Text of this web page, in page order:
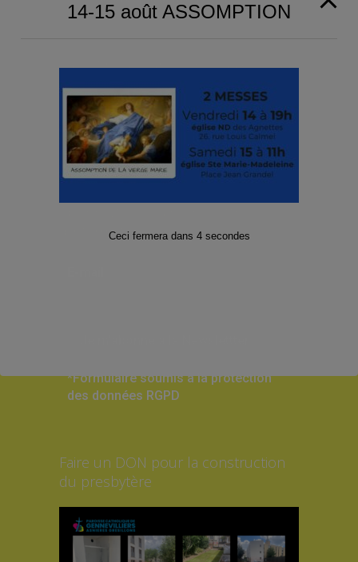
Suivez-nous sur les Réseaux sociaux
Facebook TwitterInstagram
d’informations
*Formulaire soumis à la protection
des données RGPD
Faire un DON pour la construction
du presbytère
14-15 août ASSOMPTION
Ceci fermera dans 4secondes